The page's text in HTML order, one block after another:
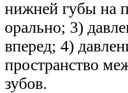
нижней губы на
орально; 3)
вперед; 4)
пространство
зубов.